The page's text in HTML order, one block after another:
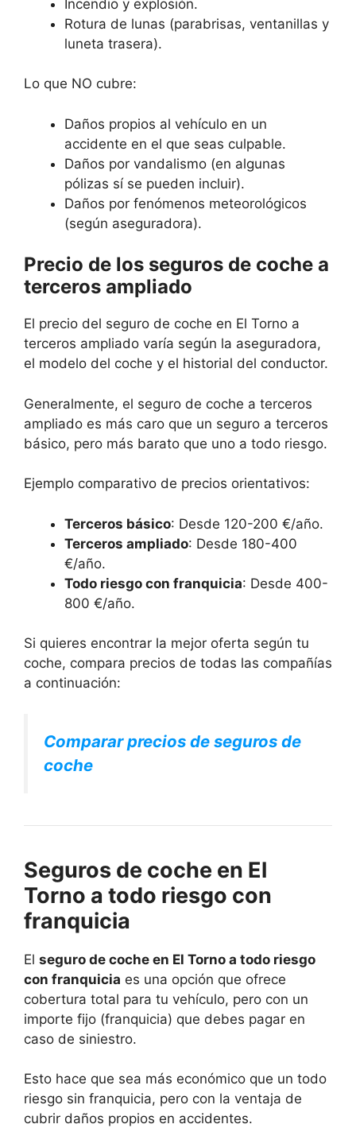
Incendio y explosión.
Rotura de lunas (parabrisas, ventanillas y
luneta trasera).
Lo que NO cubre:
Daños propios al vehículo en un
accidente en el que seas culpable.
Daños por vandalismo (en algunas
pólizas sí se pueden incluir).
Daños por fenómenos meteorológicos
(según aseguradora).
Precio de los seguros de coche a
terceros ampliado
El precio del seguro de coche en El Torno a
terceros ampliado varía según la aseguradora,
el modelo del coche y el historial del conductor.
Generalmente, el seguro de coche a terceros
ampliado es más caro que un seguro a terceros
básico, pero más barato que uno a todo riesgo.
Ejemplo comparativo de precios orientativos:
Terceros básico: Desde 120-200 €/año.
Terceros ampliado: Desde 180-400
€/año.
Todo riesgo con franquicia: Desde 400-
800 €/año.
Si quieres encontrar la mejor oferta según tu
coche, compara precios de todas las compañías
a continuación:
Comparar precios de seguros de
coche
Seguros de coche en El
Torno a todo riesgo con
franquicia
El seguro de coche en El Torno a todo riesgo
con franquicia es una opción que ofrece
cobertura total para tu vehículo, pero con un
importe fijo (franquicia) que debes pagar en
caso de siniestro.
Esto hace que sea más económico que un todo
riesgo sin franquicia, pero con la ventaja de
cubrir daños propios en accidentes.